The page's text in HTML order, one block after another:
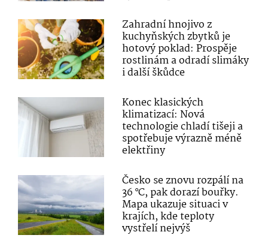
Zahradní hnojivo z
kuchyňských zbytků je
hotový poklad: Prospěje
rostlinám a odradí slimáky
i další škůdce
Konec klasických
klimatizací: Nová
technologie chladí tišeji a
spotřebuje výrazně méně
elektřiny
Česko se znovu rozpálí na
36 °C, pak dorazí bouřky.
Mapa ukazuje situaci v
krajích, kde teploty
vystřelí nejvýš